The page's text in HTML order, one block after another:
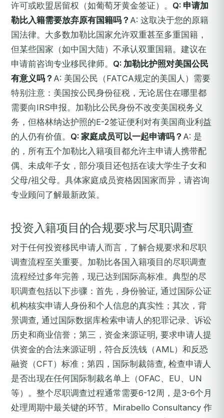
许可或欧盟居留权（如葡萄牙黄金签证）。 Q: 申请加
勒比入籍需要放弃原有国籍吗？ A: 这取决于您的原籍
国法律。大多数加勒比国家允许双重甚至多重国籍，
但某些国家（如中国大陆）不承认双重国籍。建议在
申请前咨询专业移民律师。 Q: 加勒比护照对美国公民
有意义吗？ A: 美国公民（FATCA规定的美国人）需要
特别注意：美国按公民身份征税，无论居住在哪里都
需要向IRS申报。加勒比公民身份不改变美国税务义
务，但格林纳达护照的E-2签证便利对有美国商业利益
的人仍有价值。 Q: 家庭成员可以一起申请吗？ A: 是
的，所有五个加勒比入籍项目都允许主申请人携带配
偶、未成年子女，部分项目还包括在读大学生子女和
父母/祖父母。具体家庭成员资格因国家而异，请咨询
专业顾问了解最新政策。
投资入籍项目的合规要求与尽职调查
对于任何投资移民申请人而言，了解合规要求和尽职
调查流程至关重要。加勒比各国入籍项目的尽职调查
流程经过多年完善，现已达到国际高标准。典型的尽
职调查包括以下步骤：首先，身份验证, 通过国际公证
机构核实申请人身份和个人信息的真实性；其次，背
景调查, 通过国际数据库检索申请人的犯罪记录、诉讼
历史和商业信誉；第三，资金来源证明, 要求申请人提
供资金的合法来源证明，符合反洗钱（AML）和反恐
融资（CFT）标准；第四，国际制裁筛查, 检查申请人
是否出现在任何国际制裁名单上（OFAC、EU、UN
等）。整个尽职调查过程通常需要6-12周，是3-6个月
处理周期中最关键的环节。Mirabello Consultancy 作